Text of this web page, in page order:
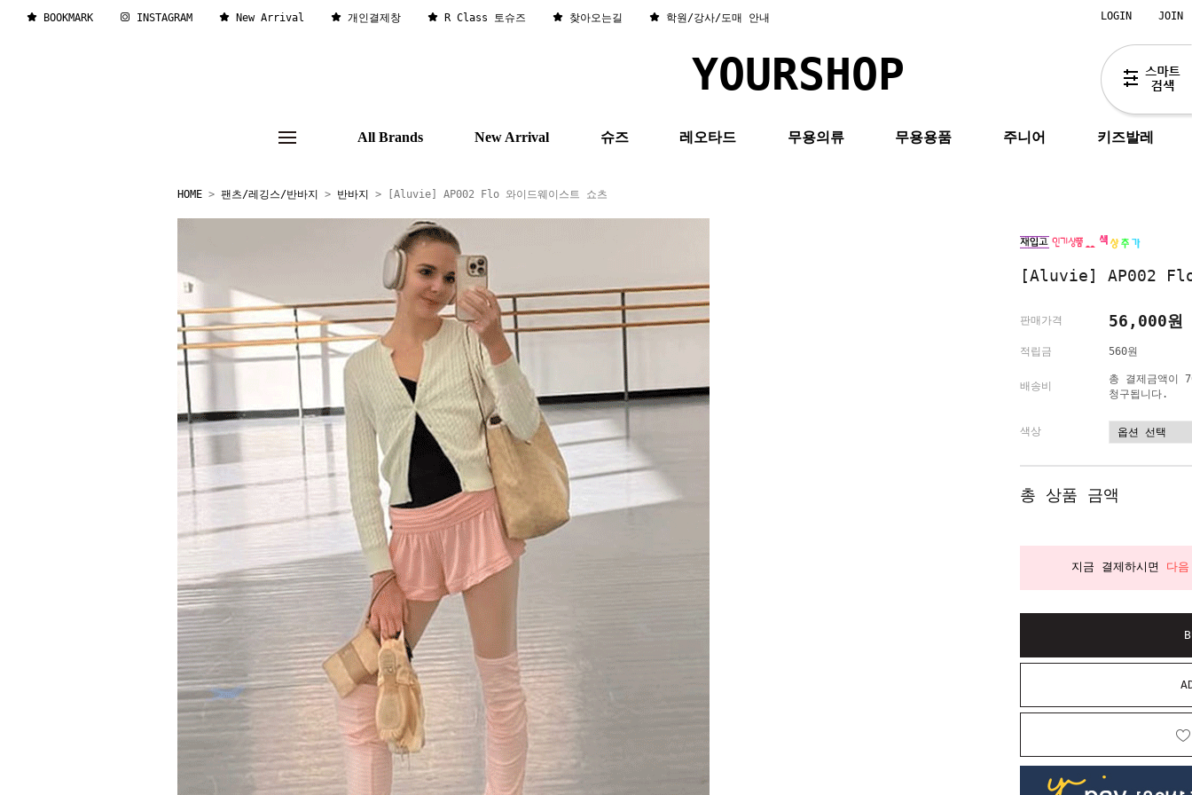
BOOKMARK INSTAGRAM New Arrival 개인결제창 R Class 토슈즈 찾아오는길 학원/강사/도매 안내 LOGIN JOIN
YOURSHOP
All Brands New Arrival 슈즈 레오타드 무용의류 무용용품 주니어 키즈발레
HOME > 팬츠/레깅스/반바지 > 반바지 > [Aluvie] AP002 Flo 와이드웨이스트 쇼츠
[Aluvie] AP002 Flo
판매가격 56,000원
적립금 560원
배송비
총 결제금액이
청구됩니다.
색상
총 상품 금액
지금 결제하시면 다